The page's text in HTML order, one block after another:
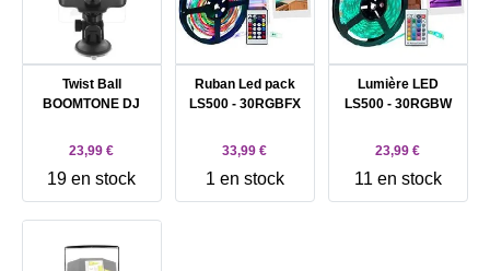
Twist Ball
BOOMTONE DJ
23,99 €
19 en stock
Ruban Led pack
LS500 - 30RGBFX
33,99 €
1 en stock
Lumière LED
LS500 - 30RGBW
23,99 €
11 en stock